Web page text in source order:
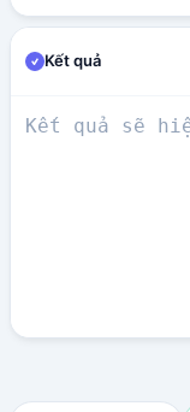
Kết quả